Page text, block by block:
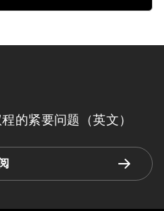
的紧要问题（英文）